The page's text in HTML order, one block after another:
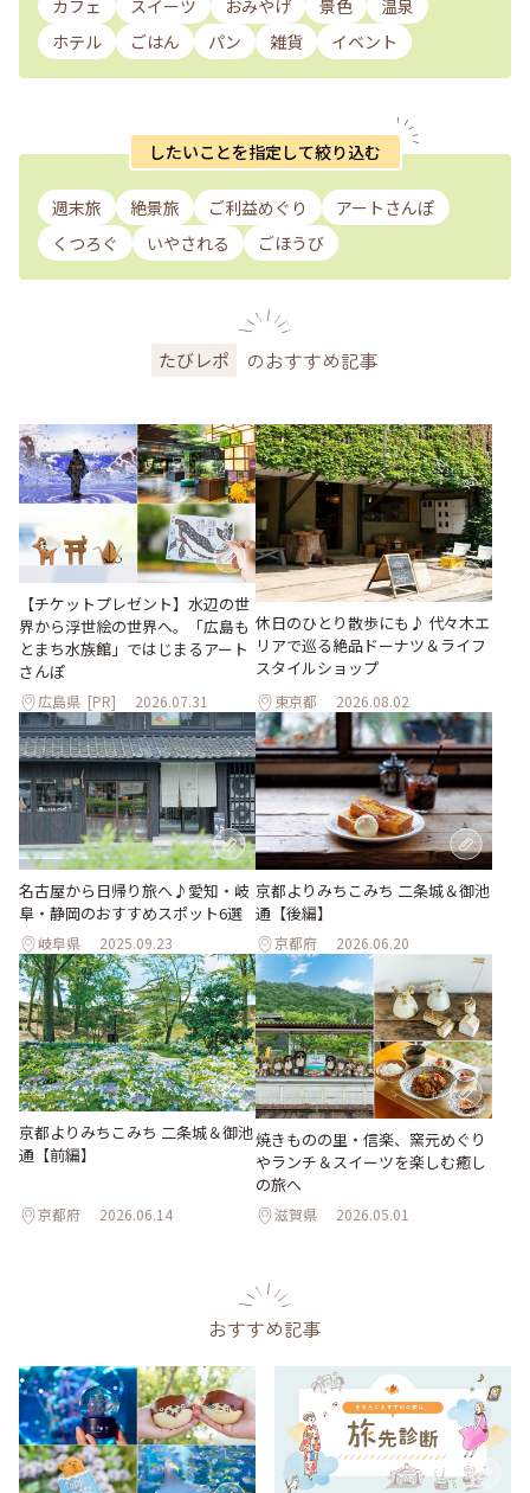
カフェ スイーツ おみやげ 景色
温泉
ホテル
ごはん パン 雑貨 イベント
したいことを指定して絞り込む
週末旅 絶景旅 ご利益めぐり
アートさんぽ
くつろぐ
いやされる ごほうび
たびレポ のおすすめ記事
【チケットプレゼント】水辺の世
界から浮世絵の世界へ。「広島も
とまち水族館」ではじまるアート
さんぽ
広島県 [PR] 2026.07.31
休日のひとり散歩にも♪ 代々木エ
リアで巡る絶品ドーナツ＆ライフ
スタイルショップ
東京都 2026.08.02
名古屋から日帰り旅へ♪愛知・岐
阜・静岡のおすすめスポット6選
岐阜県 2025.09.23
京都よりみちこみち 二条城＆御池
通【後編】
京都府 2026.06.20
京都よりみちこみち 二条城＆御池
通【前編】
京都府 2026.06.14
焼きものの里・信楽、窯元めぐり
やランチ＆スイーツを楽しむ癒し
の旅へ
滋賀県 2026.05.01
おすすめ記事